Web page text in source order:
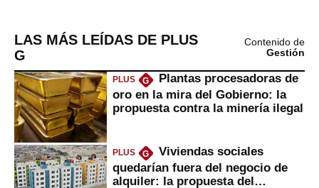
LAS MÁS LEÍDAS DE PLUS
G
Contenido de
Gestión
PLUS G
Plantas procesadoras de
oro en la mira del Gobierno: la
propuesta contra la minería ilegal
PLUS G
Viviendas sociales
quedarían fuera del negocio de
alquiler: la propuesta del